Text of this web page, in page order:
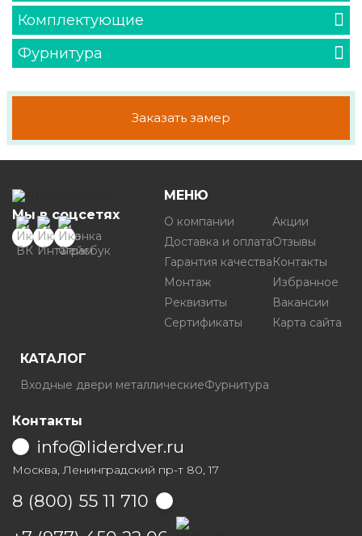
Комплектующие
Фурнитура
Заказать замер
Мы в соцсетях
МЕНЮ
О компании
Доставка и оплата
Гарантия качества
Монтаж
Реквизиты
Сертификаты
Акции
Отзывы
Контакты
Избранное
Вакансии
Карта сайта
КАТАЛОГ
Входные двери металлическиеФурнитура
Контакты
info@liderdver.ru
Москва, Ленинградский пр-т 80, 17
8 (800) 55 11 710
Написать на Whatsapp